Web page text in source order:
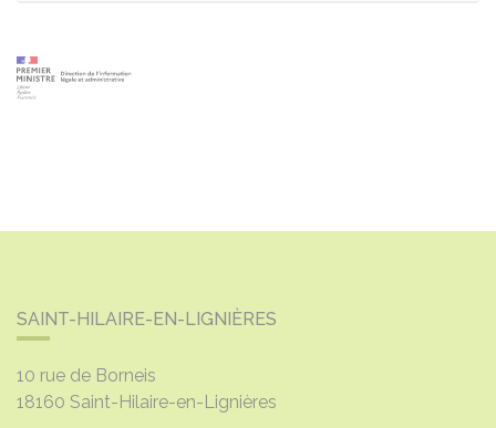
SAINT-HILAIRE-EN-LIGNIÈRES
10 rue de Borneis
18160 Saint-Hilaire-en-Lignières